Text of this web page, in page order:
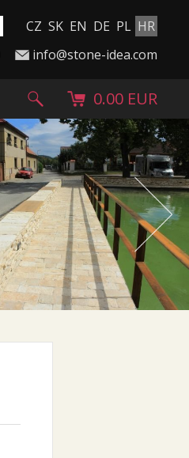
CZ SK EN DE PL HR
info@stone-idea.com
0.00 EUR
Next